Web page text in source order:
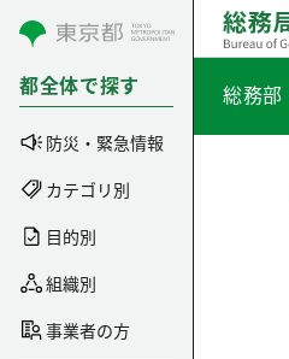
コンテンツにスキップ
都全体で探す
防災・緊急情報
カテゴリ別
目的別
組織別
事業者の方
総務部